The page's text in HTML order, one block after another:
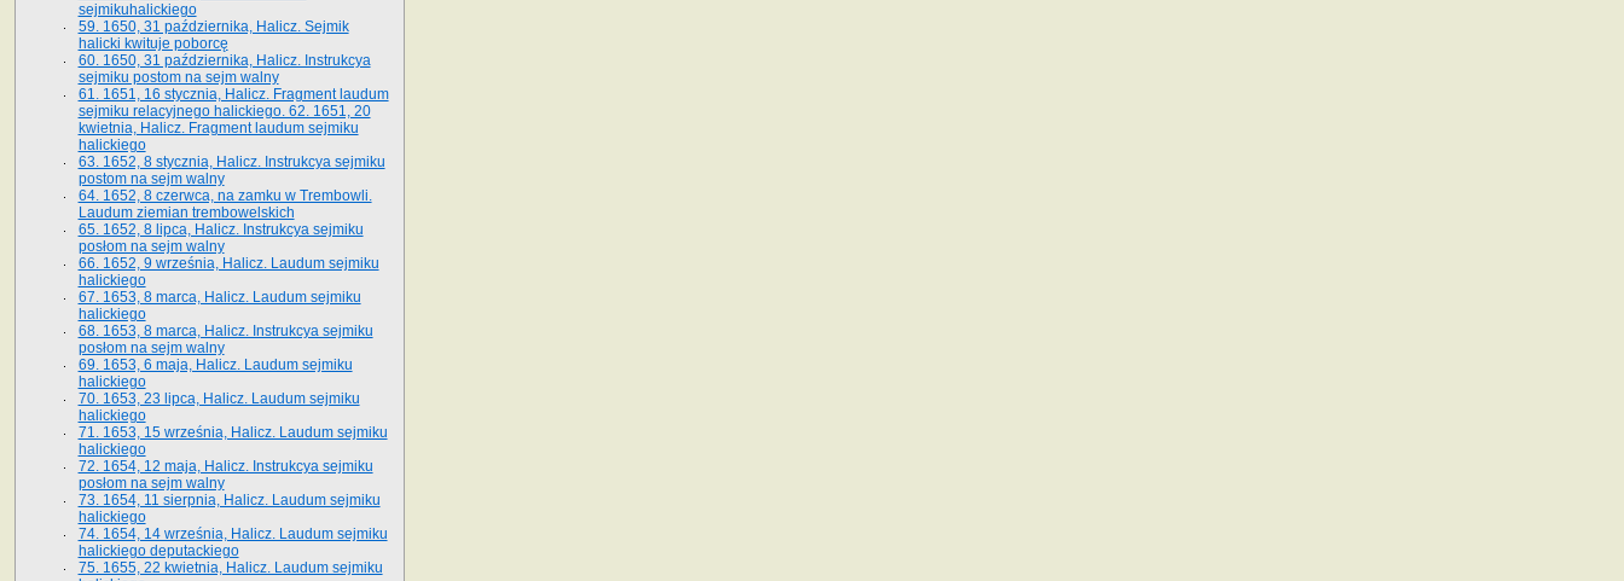
sejmikuhalickiego
59. 1650, 31 października, Halicz. Sejmik
halicki kwituje poborcę
60. 1650, 31 października, Halicz. Instrukcya
sejmiku postom na sejm walny
61. 1651, 16 stycznia, Halicz. Fragment laudum
sejmiku relacyjnego halickiego. 62. 1651, 20
kwietnia, Halicz. Fragment laudum sejmiku
halickiego
63. 1652, 8 stycznia, Halicz. Instrukcya sejmiku
postom na sejm walny
64. 1652, 8 czerwca, na zamku w Trembowli.
Laudum ziemian trembowelskich
65. 1652, 8 lipca, Halicz. Instrukcya sejmiku
posłom na sejm walny
66. 1652, 9 września, Halicz. Laudum sejmiku
halickiego
67. 1653, 8 marca, Halicz. Laudum sejmiku
halickiego
68. 1653, 8 marca, Halicz. Instrukcya sejmiku
posłom na sejm walny
69. 1653, 6 maja, Halicz. Laudum sejmiku
halickiego
70. 1653, 23 lipca, Halicz. Laudum sejmiku
halickiego
71. 1653, 15 września, Halicz. Laudum sejmiku
halickiego
72. 1654, 12 maja, Halicz. Instrukcya sejmiku
posłom na sejm walny
73. 1654, 11 sierpnia, Halicz. Laudum sejmiku
halickiego
74. 1654, 14 września, Halicz. Laudum sejmiku
halickiego deputackiego
75. 1655, 22 kwietnia, Halicz. Laudum sejmiku